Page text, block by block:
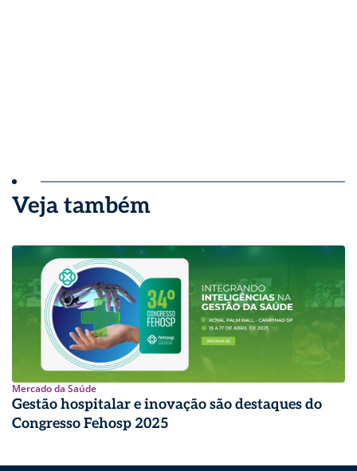
Veja também
Mercado da Saúde
Gestão hospitalar e inovação são destaques do
Congresso Fehosp 2025